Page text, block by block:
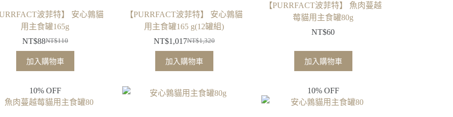
波菲特】 安心鶉貓
用主食罐165g
NT$110
始
價
NT$110。
NT$88
前
價
NT$88。
加入購物車
【PURRFACT波菲特】 安心鶉貓
用主食罐165 g(12罐組)
NT$1,320
始
價
NT$1,320。
NT$1,017
前
價
NT$1,017。
加入購物車
【PURRFACT波菲特】 魚肉蔓越
莓貓用主食罐80g
NT$60
加入購物車
10% OFF 10% OFF